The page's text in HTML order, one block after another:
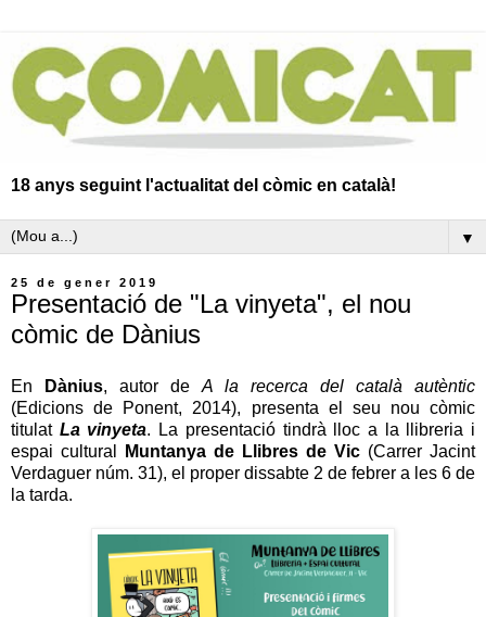
18 anys seguint l'actualitat del còmic en català!
▼
25 de gener 2019
Presentació de "La vinyeta", el nou
còmic de Dànius
En Dànius, autor de A la recerca del català autèntic
(Edicions de Ponent, 2014), presenta el seu nou còmic
titulat La vinyeta. La presentació tindrà lloc a la llibreria i
espai cultural
Muntanya de Llibres de Vic (Carrer Jacint
Verdaguer núm. 31), el proper dissabte 2 de febrer a les 6 de
la tarda.